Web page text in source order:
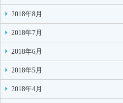
2018年8月
2018年7月
2018年6月
2018年5月
2018年4月